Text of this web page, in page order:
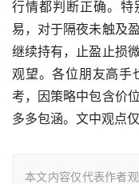
行情都判断正确。
易，对于隔夜未触及
继续持有，止盈止损
观望。各位朋友高手
考，因策略中包含价
多多包涵。文中观点仅
本文内容仅代表作者